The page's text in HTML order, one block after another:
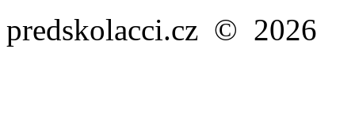
predskolacci.cz © 2026